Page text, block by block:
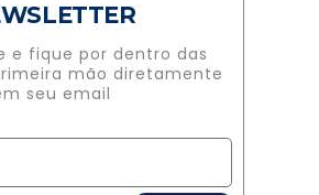
e fique por dentro das
mão diretamente
seu email